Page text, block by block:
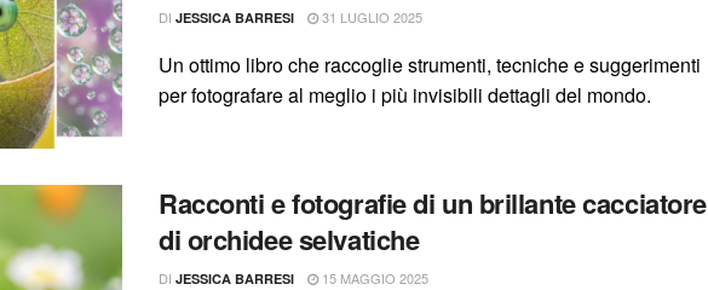
DI JESSICA BARRESI 31 LUGLIO 2025
Un ottimo libro che raccoglie strumenti, tecniche e suggerimenti
per fotografare al meglio i più invisibili dettagli del mondo.
Racconti e fotografie di un brillante cacciatore
di orchidee selvatiche
DI JESSICA BARRESI 15 MAGGIO 2025